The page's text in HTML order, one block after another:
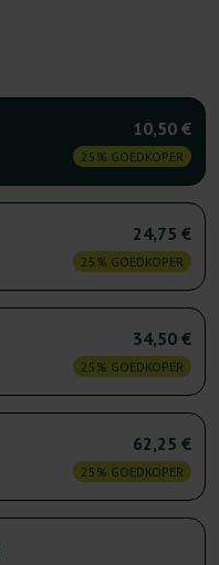
10,50 €
25% GOEDKOPER
24,75 €
25% GOEDKOPER
34,50 €
25% GOEDKOPER
62,25 €
25% GOEDKOPER